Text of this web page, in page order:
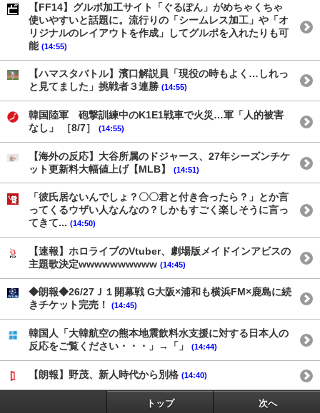
【FF14】グルポ加工サイト「ぐるぽん」がめちゃくちゃ
使いやすいと話題に。流行りの「シームレス加工」や「オ
リジナルのレイアウトを作成」してグルポを入れたりも可
能 (14:55)
【ハマスタバトル】濱口解説員「現役の時もよく…しれっ
と見てました」挑戦者３連勝 (14:55)
韓国陸軍 砲撃訓練中のK1E1戦車で火災…軍「人的被害
なし」 ［8/7］
(14:55)
【海外の反応】大谷所属のドジャース、27年シーズンチケ
ット更新料大幅値上げ【MLB】
(14:51)
「彼氏居ないんでしょ？〇〇君と付き合ったら？」とか言
ってくるウザい人なんなの？しかもすごく楽しそうに言っ
てきて... (14:50)
【速報】ホロライブのVtuber、劇場版メイドインアビスの
主題歌決定wwwwwwwwww (14:45)
◆朗報◆26/27Ｊ１開幕戦 G大阪×浦和も横浜FM×鹿島に続
きチケット完売！
(14:45)
韓国人「大韓航空の熊本地震飲料水支援に対する日本人の
反応をご覧ください・・・」→「」
(14:44)
【朗報】野茂、新人時代から別格 (14:40)
トップ 次へ